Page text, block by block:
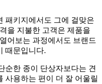
패키지에서도 그에 걸맞은
을 지불한 고객은 제품을
어보는 과정에서도 브랜드
때문입니다.
순한 종이 단상자보다는 견
사용하는 편이 더 잘 어울릴